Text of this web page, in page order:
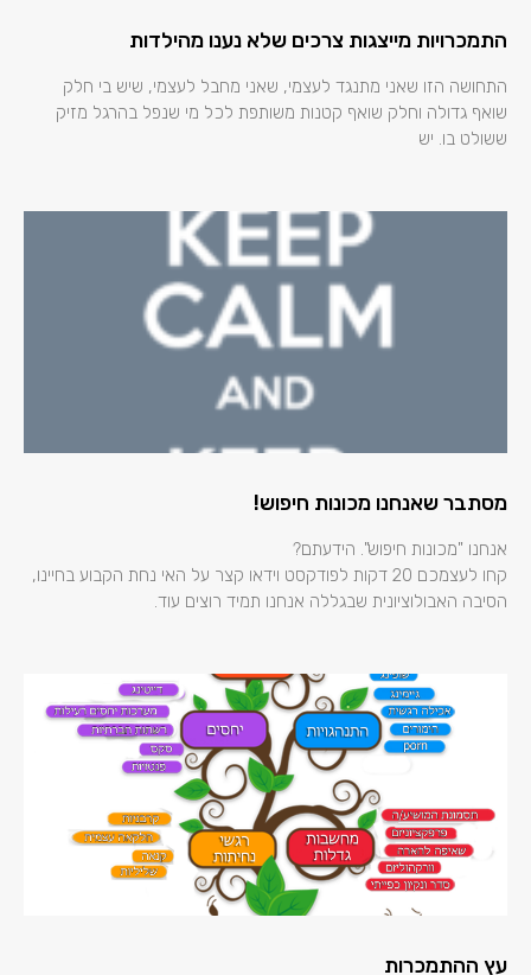
התמכרויות מייצגות צרכים שלא נענו מהילדות
התחושה הזו שאני מתנגד לעצמי, שאני מחבל לעצמי, שיש בי חלק
שואף גדולה וחלק שואף קטנות משותפת לכל מי שנפל בהרגל מזיק
ששולט בו. יש
מסתבר שאנחנו מכונות חיפוש!
אנחנו "מכונות חיפוש". הידעתם?
קחו לעצמכם 20 דקות לפודקסט וידאו קצר על האי נחת הקבוע בחיינו,
הסיבה האבולוציונית שבגללה אנחנו תמיד רוצים עוד.
עץ ההתמכרות